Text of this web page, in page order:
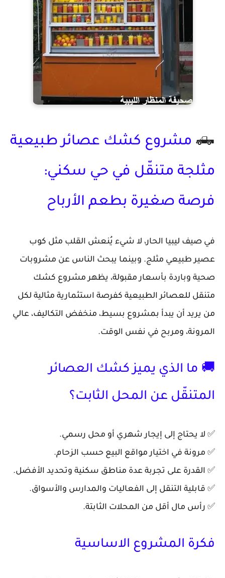
🛻 مشروع كشك عصائر طبيعية
مثلجة متنقّل في حي سكني:
فرصة صغيرة بطعم الأرباح
في صيف ليبيا الحار، لا شيء يُنعش القلب مثل كوب
عصير طبيعي مثلج. وبينما يبحث الناس عن مشروبات
صحية وباردة بأسعار مقبولة، يظهر مشروع كشك
متنقل للعصائر الطبيعية كفرصة استثمارية مثالية لكل
من يريد أن يبدأ بمشروع بسيط، منخفض التكاليف، عالي
المرونة، ومربح في نفس الوقت.
🚚 ما الذي يميز كشك العصائر
المتنقّل عن المحل الثابت؟
✅ لا يحتاج إلى إيجار شهري أو محل رسمي.
✅ مرونة في اختيار مواقع البيع حسب الزحام.
✅ القدرة على تجربة عدة مناطق سكنية وتحديد الأفضل.
✅ قابلية التنقل إلى الفعاليات والمدارس والأسواق.
✅ رأس مال أقل من المحلات الثابتة.
فكرة المشروع الاساسية